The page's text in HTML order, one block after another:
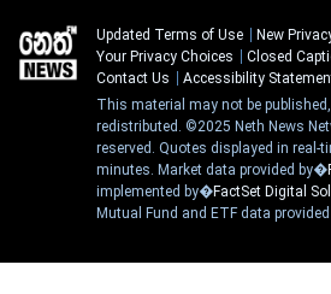
Updated Terms of Use
New
Your Privacy Choices
Closed
Contact Us
Accessibility
This material may not be
redistributed. ©2025 Neth News
reserved. Quotes displayed in real-
minutes. Market data provided by�
implemented by�FactSet Digital
Mutual Fund and ETF data